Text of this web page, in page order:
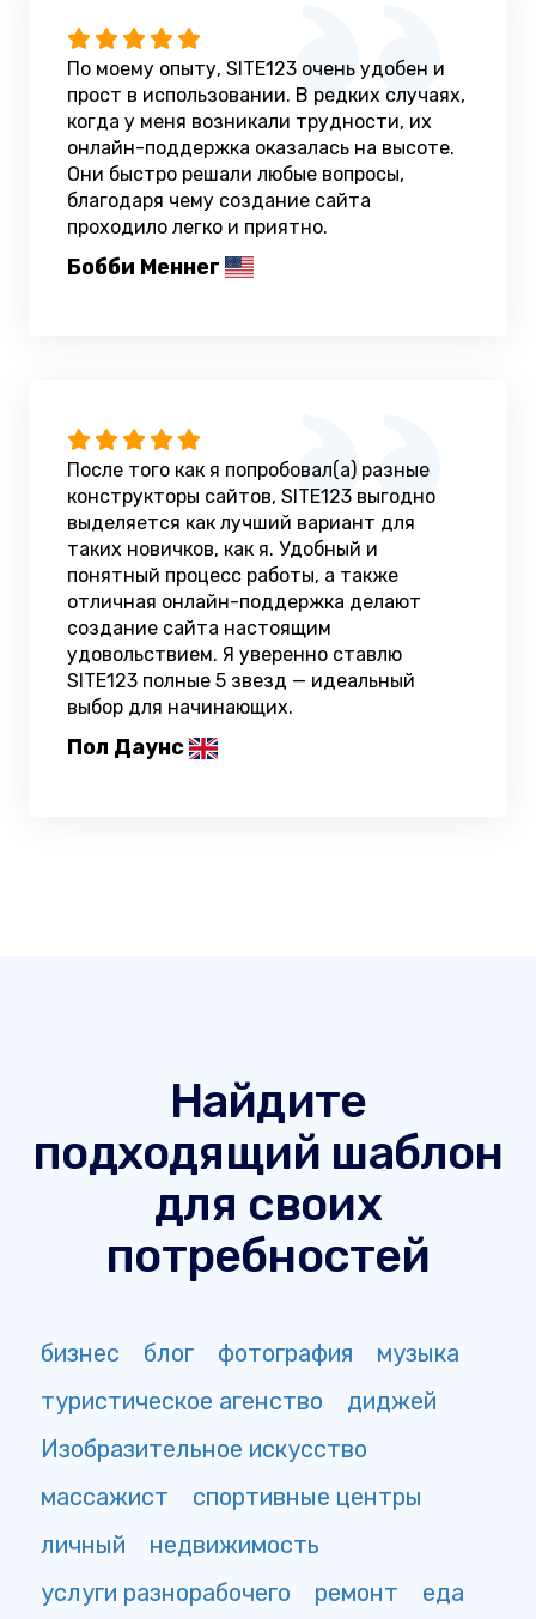
По моему опыту, SITE123 очень удобен и
прост в использовании. В редких случаях,
когда у меня возникали трудности, их
онлайн-поддержка оказалась на высоте.
Они быстро решали любые вопросы,
благодаря чему создание сайта
проходило легко и приятно.
Бобби Меннег
После того как я попробовал(а) разные
конструкторы сайтов, SITE123 выгодно
выделяется как лучший вариант для
таких новичков, как я. Удобный и
понятный процесс работы, а также
отличная онлайн-поддержка делают
создание сайта настоящим
удовольствием. Я уверенно ставлю
SITE123 полные 5 звезд — идеальный
выбор для начинающих.
Пол Даунс
Найдите
подходящий шаблон
для своих
потребностей
бизнес блог фотография
музыка
туристическое агенство
диджей
Изобразительное искусство
массажист
спортивные центры
личный
недвижимость
услуги разнорабочего
ремонт
еда